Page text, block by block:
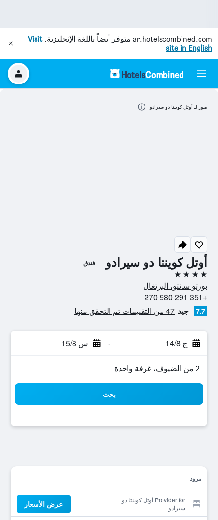
ar.hotelscombined.com متوفر أيضاً باللغة الإنجليزية.Visit
site in English
أوتل كوينتا دو سيرادو فندق
4 نجوم
بورتو سانتو، البرتغال
+351 291 980 270
7.7 جيد 47 من التقييمات تم التحقق منها
ج 14/8 - س 15/8
2 من الضيوف، غرفة واحدة
بحث
مزود
Provider for أوتل كوينتا دو
سيرادو
عرض الأسعار
صور لـ أوتل كوينتا دو سيرادو